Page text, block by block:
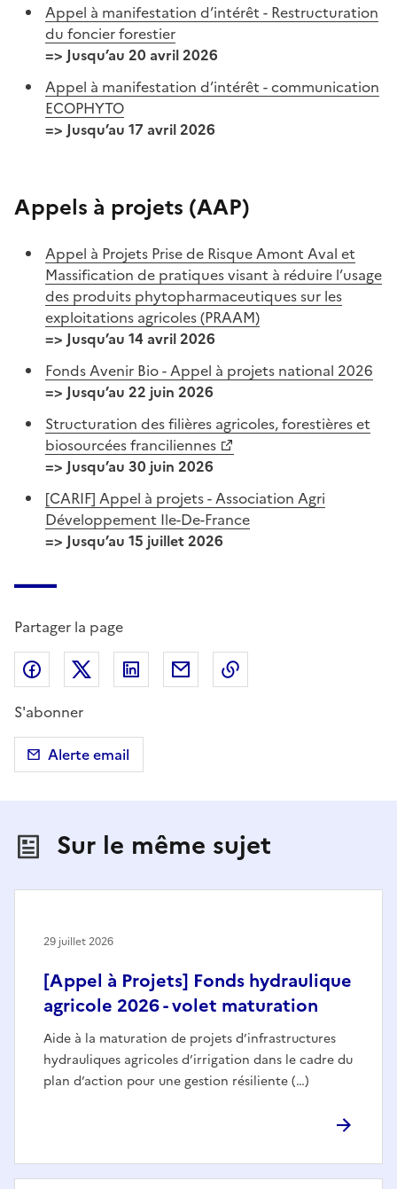
Appel à manifestation d’intérêt - Restructuration
du foncier forestier
=> Jusqu’au 20 avril 2026
Appel à manifestation d’intérêt - communication
ECOPHYTO
=> Jusqu’au 17 avril 2026
Appels à projets (AAP)
Appel à Projets Prise de Risque Amont Aval et
Massification de pratiques visant à réduire l’usage
des produits phytopharmaceutiques sur les
exploitations agricoles (PRAAM)
=> Jusqu’au 14 avril 2026
Fonds Avenir Bio - Appel à projets national 2026
=> Jusqu’au 22 juin 2026
Structuration des filières agricoles, forestières et
biosourcées franciliennes
=> Jusqu’au 30 juin 2026
[CARIF] Appel à projets - Association Agri
Développement Ile-De-France
=> Jusqu’au 15 juillet 2026
Partager la page
Partager sur Facebook
Partager sur X (anciennement Twitter)
Partager sur LinkedIn
Partager par email
S'abonner
Alerte email
Sur le même sujet
[Appel à Projets] Fonds hydraulique
agricole 2026 - volet maturation
Aide à la maturation de projets d’infrastructures
hydrauliques agricoles d’irrigation dans le cadre du
plan d’action pour une gestion résiliente (…)
29 juillet 2026